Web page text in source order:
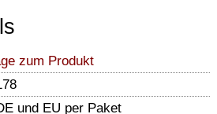
zum Produkt
und EU per Paket